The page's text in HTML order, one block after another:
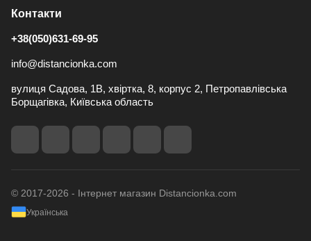
Контакти
+38(050)631-69-95
info@distancionka.com
вулиця Садова, 1В, хвіртка, 8, корпус 2, Петропавлівська
Борщагівка, Київська область
© 2017-2026 - Інтернет магазин Distancionka.com
Українська